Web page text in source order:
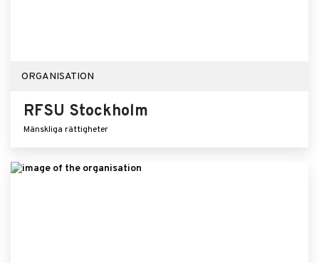
ORGANISATION
RFSU Stockholm
Mänskliga rättigheter